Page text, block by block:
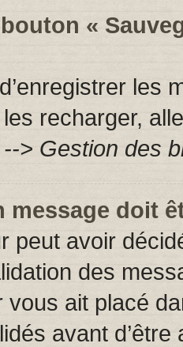
«
les
recharger,
> Gestion des
message doit
peut avoir
des
vous ait placé
avant